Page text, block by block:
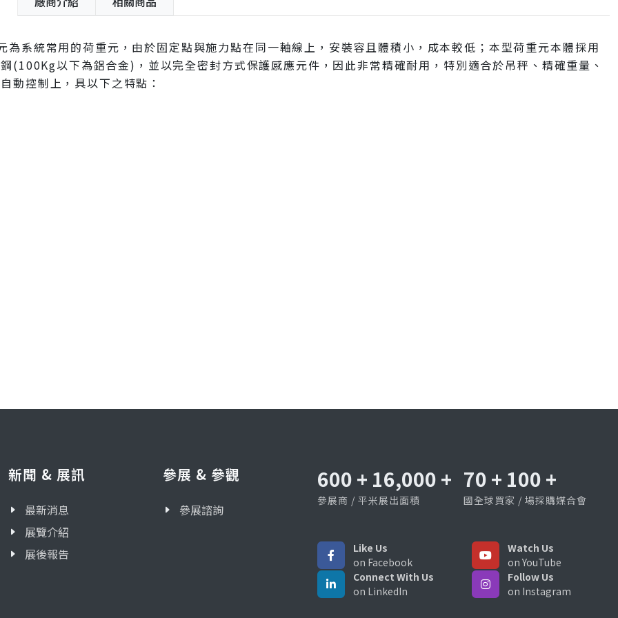
為系統常用的荷重元，由於固定點與施力點在同一軸線上，安裝容且體積小，成本較低；本型荷重元本體採用
(100Kg以下為鋁合金)，並以完全密封方式保護感應元件，因此非常精確耐用，特別適合於吊秤、精確重量、
動控制上，具以下之特點：
新聞 & 展訊
最新消息
展覽介紹
展後報告
參展 & 參觀
參展諮詢
600 + 16,000 +
參展商 / 平米展出面積
70 + 100 +
國全球買家 / 場採購媒合會
Like Us
on Facebook
Watch Us
on YouTube
Connect With Us
on LinkedIn
Follow Us
on Instagram